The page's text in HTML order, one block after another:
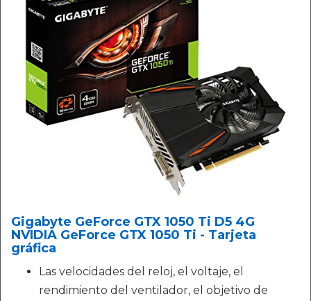
Gigabyte GeForce GTX 1050 Ti D5 4G
NVIDIA GeForce GTX 1050 Ti - Tarjeta
gráfica
Las velocidades del reloj, el voltaje, el
rendimiento del ventilador, el objetivo de